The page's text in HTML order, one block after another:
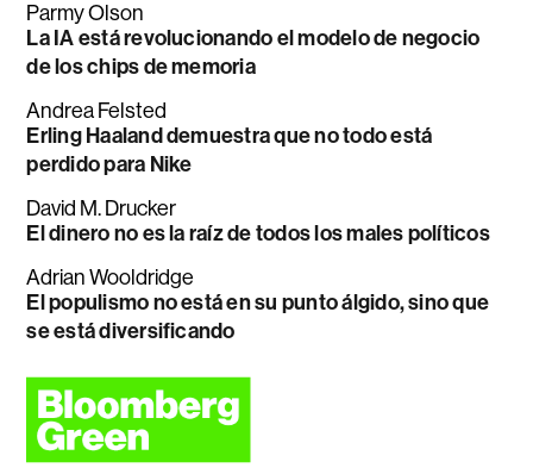
Parmy Olson
La IA está revolucionando el modelo de negocio
de los chips de memoria
Andrea Felsted
Erling Haaland demuestra que no todo está
perdido para Nike
David M. Drucker
El dinero no es la raíz de todos los males políticos
Adrian Wooldridge
El populismo no está en su punto álgido, sino que
se está diversificando